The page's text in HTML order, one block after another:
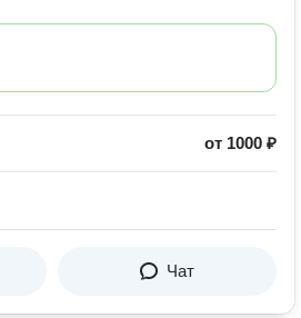
от 1000 ₽
Чат